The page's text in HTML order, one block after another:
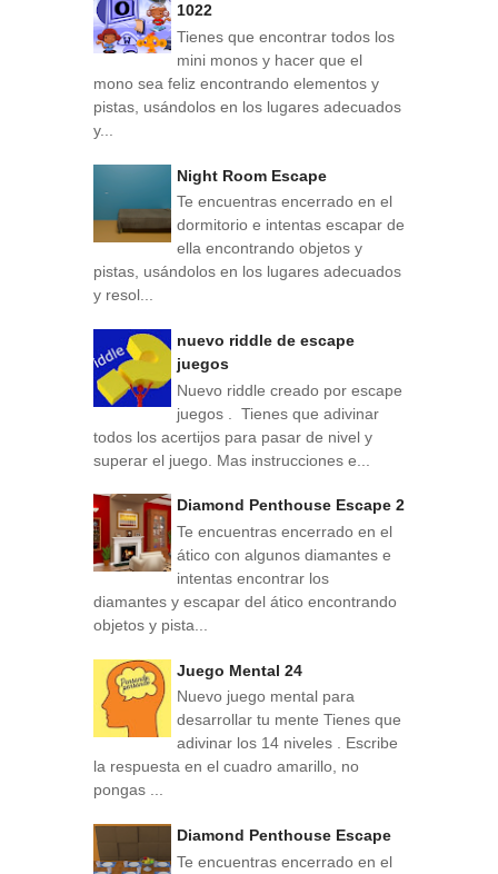
1022
Tienes que encontrar todos los
mini monos y hacer que el
mono sea feliz encontrando elementos y
pistas, usándolos en los lugares adecuados
y...
Night Room Escape
Te encuentras encerrado en el
dormitorio e intentas escapar de
ella encontrando objetos y
pistas, usándolos en los lugares adecuados
y resol...
nuevo riddle de escape
juegos
Nuevo riddle creado por escape
juegos . Tienes que adivinar
todos los acertijos para pasar de nivel y
superar el juego. Mas instrucciones e...
Diamond Penthouse Escape 2
Te encuentras encerrado en el
ático con algunos diamantes e
intentas encontrar los
diamantes y escapar del ático encontrando
objetos y pista...
Juego Mental 24
Nuevo juego mental para
desarrollar tu mente Tienes que
adivinar los 14 niveles . Escribe
la respuesta en el cuadro amarillo, no
pongas ...
Diamond Penthouse Escape
Te encuentras encerrado en el